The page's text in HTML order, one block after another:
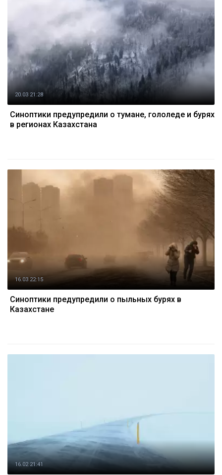
20.03 21:28
Синоптики предупредили о тумане, гололеде и бурях
в регионах Казахстана
16.03 22:15
Синоптики предупредили о пыльных бурях в
Казахстане
16.02 21:41